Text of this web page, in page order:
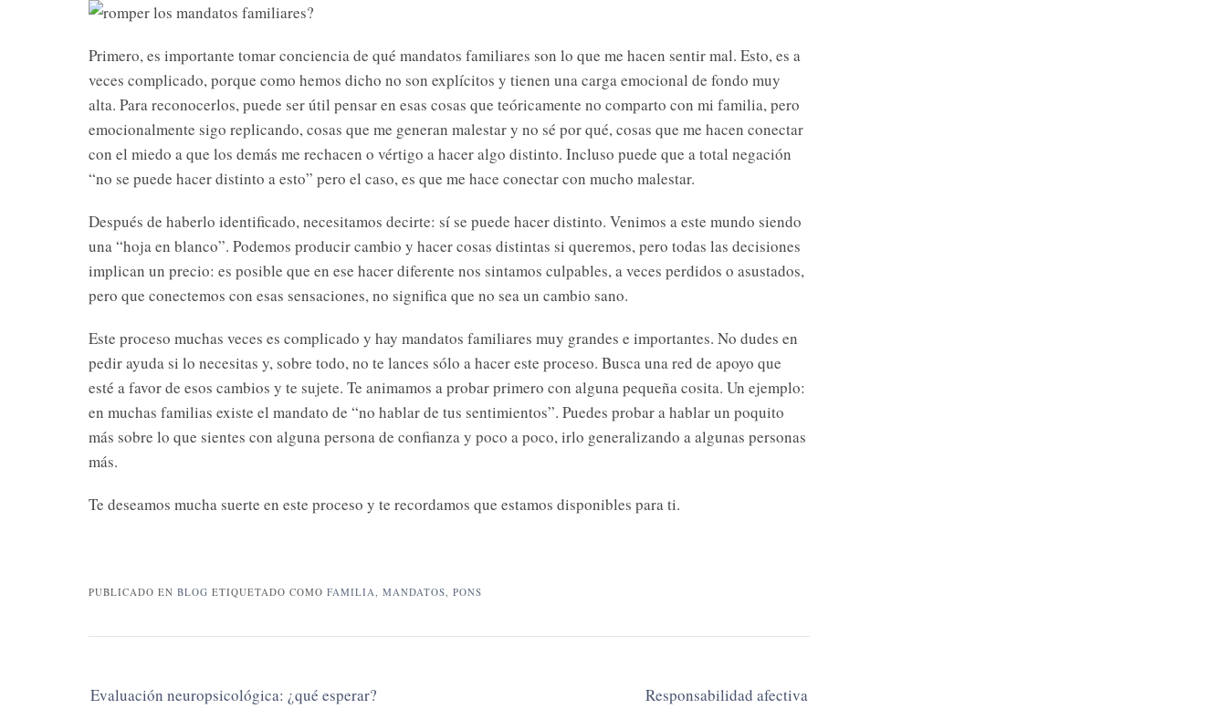
Primero, es importante tomar conciencia de qué mandatos familiares son lo que me hacen sentir mal. Esto, es a
veces complicado, porque como hemos dicho no son explícitos y tienen una carga emocional de fondo muy
alta. Para reconocerlos, puede ser útil pensar en esas cosas que teóricamente no comparto con mi familia, pero
emocionalmente sigo replicando, cosas que me generan malestar y no sé por qué, cosas que me hacen conectar
con el miedo a que los demás me rechacen o vértigo a hacer algo distinto. Incluso puede que a total negación
“no se puede hacer distinto a esto” pero el caso, es que me hace conectar con mucho malestar.
Después de haberlo identificado, necesitamos decirte: sí se puede hacer distinto. Venimos a este mundo siendo
una “hoja en blanco”. Podemos producir cambio y hacer cosas distintas si queremos, pero todas las decisiones
implican un precio: es posible que en ese hacer diferente nos sintamos culpables, a veces perdidos o asustados,
pero que conectemos con esas sensaciones, no significa que no sea un cambio sano.
Este proceso muchas veces es complicado y hay mandatos familiares muy grandes e importantes. No dudes en
pedir ayuda si lo necesitas y, sobre todo, no te lances sólo a hacer este proceso. Busca una red de apoyo que
esté a favor de esos cambios y te sujete. Te animamos a probar primero con alguna pequeña cosita. Un ejemplo:
en muchas familias existe el mandato de “no hablar de tus sentimientos”. Puedes probar a hablar un poquito
más sobre lo que sientes con alguna persona de confianza y poco a poco, irlo generalizando a algunas personas
más.
Te deseamos mucha suerte en este proceso y te recordamos que estamos disponibles para ti.
PUBLICADO EN BLOG ETIQUETADO COMO FAMILIA MANDATOS PONS
Evaluación neuropsicológica: ¿qué esperar? Responsabilidad afectiva